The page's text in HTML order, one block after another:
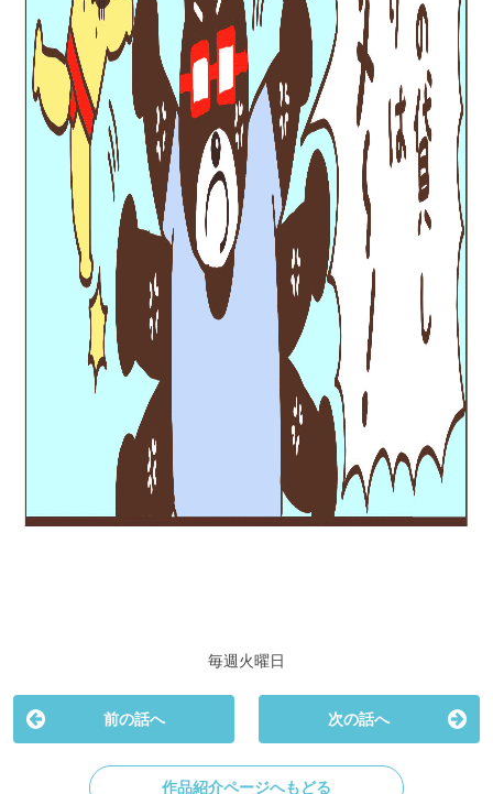
毎週火曜日
前の話へ 次の話へ
作品紹介ページへもどる